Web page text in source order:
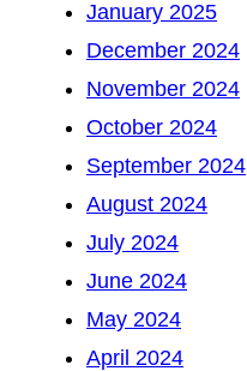
January 2025
December 2024
November 2024
October 2024
September 2024
August 2024
July 2024
June 2024
May 2024
April 2024